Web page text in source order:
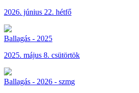
2026. június 22. hétfő
Ballagás - 2025
2025. május 8. csütörtök
Ballagás - 2026 - szmg